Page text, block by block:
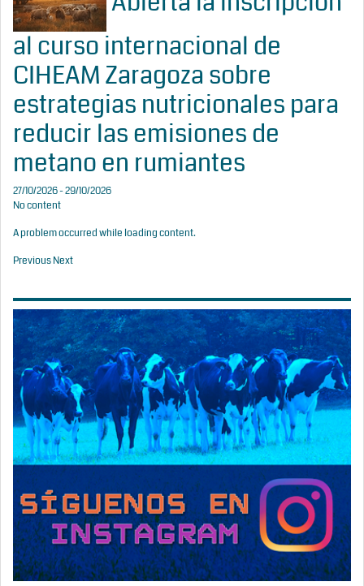
al curso internacional de
CIHEAM Zaragoza sobre
estrategias nutricionales para
reducir las emisiones de
metano en rumiantes
27/10/2026 - 29/10/2026
No content
A problem occurred while loading content.
PreviousNext